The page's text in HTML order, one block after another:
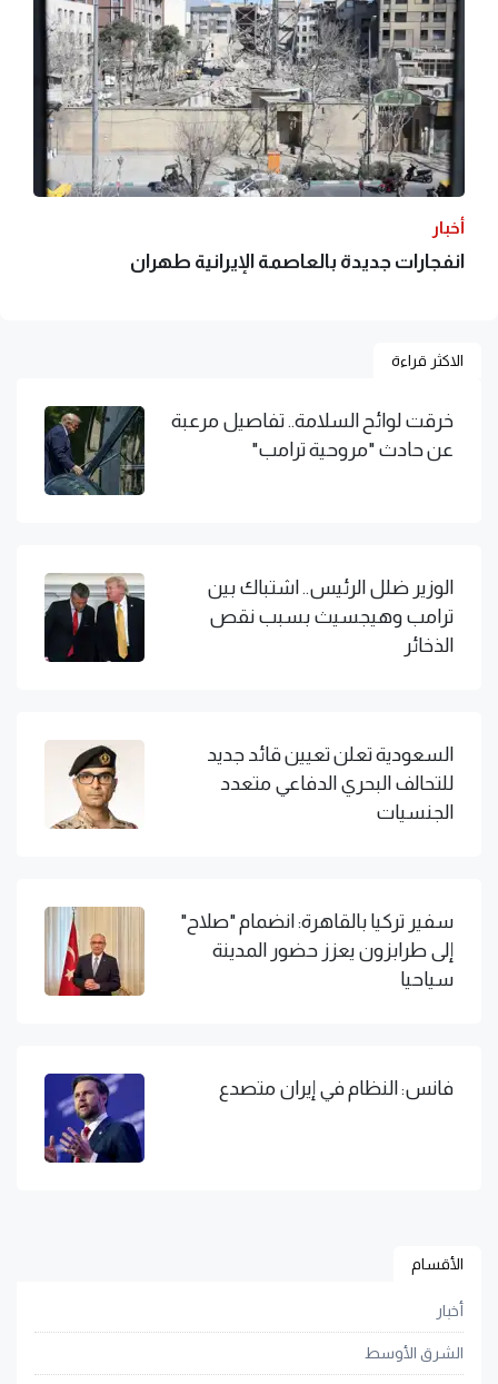
أخبار
انفجارات جديدة بالعاصمة الإيرانية طهران
الاكثر قراءة
خرقت لوائح السلامة.. تفاصيل مرعبة
عن حادث "مروحية ترامب"
الوزير ضلل الرئيس.. اشتباك بين
ترامب وهيجسيث بسبب نقص
الذخائر
السعودية تعلن تعيين قائد جديد
للتحالف البحري الدفاعي متعدد
الجنسيات
سفير تركيا بالقاهرة: انضمام "صلاح"
إلى طرابزون يعزز حضور المدينة
سياحيا
فانس: النظام في إيران متصدع
الأقسام
أخبار
الشرق الأوسط